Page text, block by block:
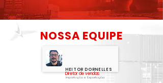
NOSSA EQUIPE
HEITOR DORNELLES
Diretor de vendas
Importação e Exportação